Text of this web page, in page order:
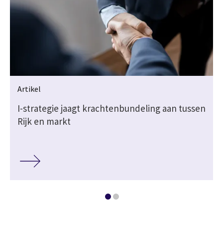
Artikel
I-strategie jaagt krachtenbundeling aan tussen
Rijk en markt